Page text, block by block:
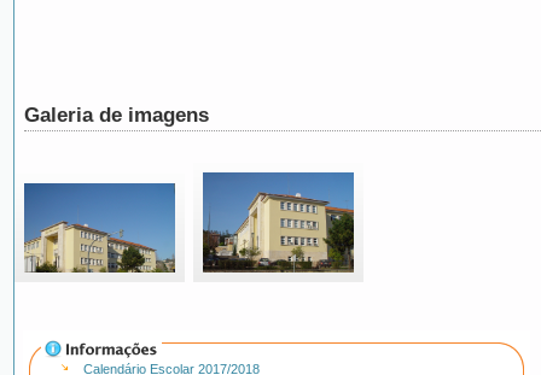
Galeria de imagens
Calendário Escolar 2017/2018